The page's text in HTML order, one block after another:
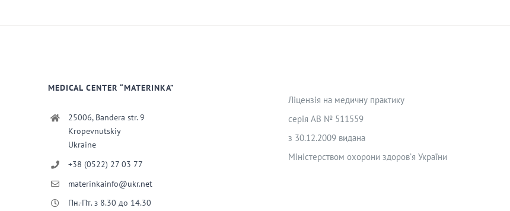
MEDICAL CENTER “MATERINKA”
25006, Bandera str. 9
Kropevnutskiy
Ukraine
+38 (0522) 27 03 77
materinkainfo@ukr.net
Пн.-Пт. з 8.30 до 14.30
Ліцензія на медичну практику
серія АВ № 511559
з 30.12.2009 видана
Міністерством охорони здоров’я України